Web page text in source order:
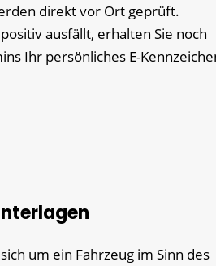
direkt vor Ort geprüft.
ausfällt, erhalten Sie noch
Ihr persönliches E-
um ein Fahrzeug im Sinn des